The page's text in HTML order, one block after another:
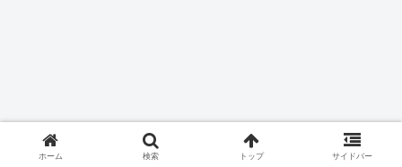
ホーム 検索 トップ サイドバー